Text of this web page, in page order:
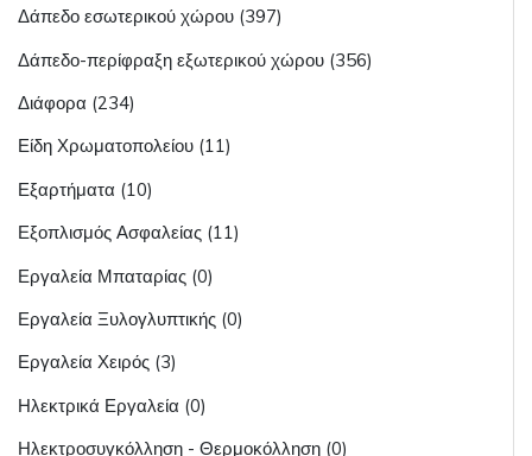
Δάπεδο εσωτερικού χώρου (397)
Δάπεδο-περίφραξη εξωτερικού χώρου (356)
Διάφορα (234)
Είδη Χρωματοπολείου (11)
Εξαρτήματα (10)
Εξοπλισμός Ασφαλείας (11)
Εργαλεία Μπαταρίας (0)
Εργαλεία Ξυλογλυπτικής (0)
Εργαλεία Χειρός (3)
Ηλεκτρικά Εργαλεία (0)
Ηλεκτροσυγκόλληση - Θερμοκόλληση (0)